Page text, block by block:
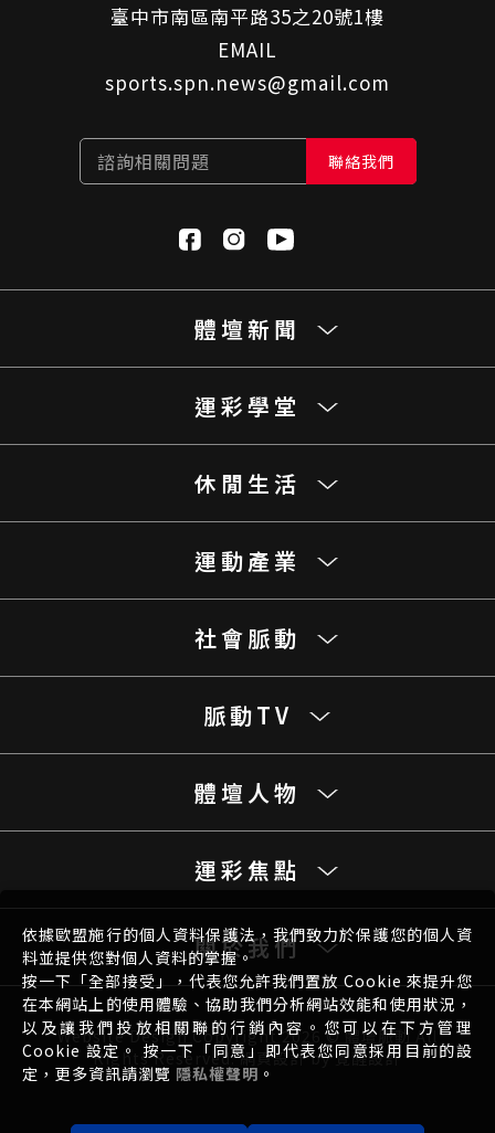
臺中市南區南平路35之20號1樓
EMAIL
sports.spn.news@gmail.com
諮詢相關問題 聯絡我們
體壇新聞
運彩學堂
休閒生活
運動產業
社會脈動
脈動TV
體壇人物
運彩焦點
關於我們
Website DesignCopyright 2026 © 體壇脈動 All
Rights Reserved.網頁設計by覺醒設計
依據歐盟施行的個人資料保護法，我們致力於保護您的個人資
料並提供您對個人資料的掌握。
按一下「全部接受」，代表您允許我們置放 Cookie 來提升您
在本網站上的使用體驗、協助我們分析網站效能和使用狀況，
以及讓我們投放相關聯的行銷內容。您可以在下方管理
Cookie 設定。 按一下「同意」即代表您同意採用目前的設
定，更多資訊請瀏覽 隱私權聲明 。